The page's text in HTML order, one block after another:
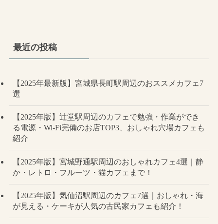
最近の投稿
【2025年最新版】宮城県長町駅周辺のおススメカフェ7
選
【2025年版】辻堂駅周辺のカフェで勉強・作業ができ
る電源・Wi-Fi完備のお店TOP3、おしゃれ穴場カフェも
紹介
【2025年版】宮城野通駅周辺のおしゃれカフェ4選｜静
か・レトロ・フルーツ・猫カフェまで！
【2025年版】気仙沼駅周辺のカフェ7選｜おしゃれ・海
が見える・ケーキが人気の古民家カフェも紹介！